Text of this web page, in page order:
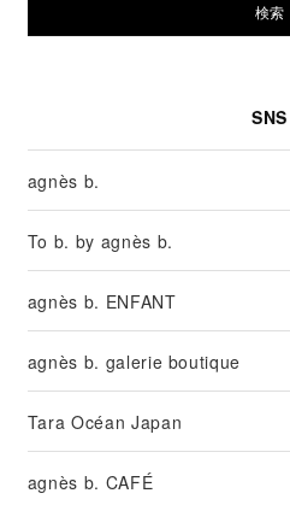
検索
SNS
agnès b.
To b. by agnès b.
agnès b. ENFANT
agnès b. galerie boutique
Tara Océan Japan
agnès b. CAFÉ